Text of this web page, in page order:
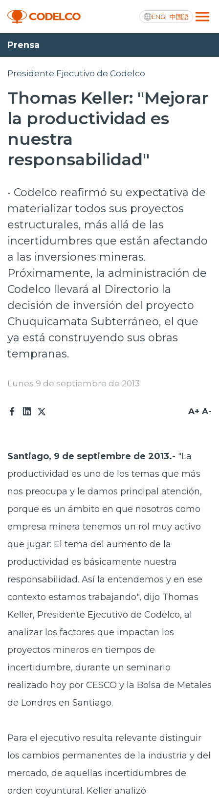
ENG 中国語
Transparencia activa
Operaciones
Sustentabilidad
Innovación
Inversionistas
Prensa
Trabaja en Codelco
Transparencia activa
Canales de denuncia
Acceso trabajadores/as
Prensa
Presidente Ejecutivo de Codelco
Thomas Keller: "Mejorar
la productividad es
nuestra
responsabilidad"
• Codelco reafirmó su expectativa de
materializar todos sus proyectos
estructurales, más allá de las
incertidumbres que están afectando
a las inversiones mineras.
Próximamente, la administración de
Codelco llevará al Directorio la
decisión de inversión del proyecto
Chuquicamata Subterráneo, el que
ya está construyendo sus obras
tempranas.
Lunes 9 de septiembre de 2013
A+ A-
Santiago, 9 de septiembre de 2013.- "La
productividad es uno de los temas que más
nos preocupa y le damos principal atención,
porque es un ámbito en que nosotros como
empresa minera tenemos un rol muy activo
que jugar: El tema del aumento de la
productividad es básicamente nuestra
responsabilidad. Así la entendemos y en ese
contexto estamos trabajando", dijo Thomas
Keller, Presidente Ejecutivo de Codelco, al
analizar los factores que impactan los
proyectos mineros en tiempos de
incertidumbre, durante un seminario
realizado hoy por CESCO y la Bolsa de Metales
de Londres en Santiago.
Para el ejecutivo resulta relevante distinguir
los cambios permanentes de la industria y del
mercado, de aquellas incertidumbres de
orden coyuntural. Keller analizó